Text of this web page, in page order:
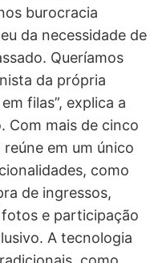
burocracia
da necessidade de
Queríamos
da própria
filas”, explica a
Com mais de cinco
em um único
como
de ingressos,
fotos e participação
A tecnologia